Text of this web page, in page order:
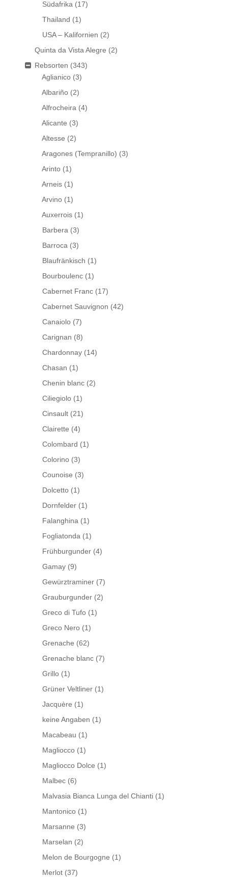
Südafrika (17)
Thailand (1)
USA – Kalifornien (2)
Quinta da Vista Alegre (2)
Rebsorten (343)
Aglianico (3)
Albariño (2)
Alfrocheira (4)
Alicante (3)
Altesse (2)
Aragones (Tempranillo) (3)
Arinto (1)
Arneis (1)
Arvino (1)
Auxerrois (1)
Barbera (3)
Barroca (3)
Blaufränkisch (1)
Bourboulenc (1)
Cabernet Franc (17)
Cabernet Sauvignon (42)
Canaiolo (7)
Carignan (8)
Chardonnay (14)
Chasan (1)
Chenin blanc (2)
Ciliegiolo (1)
Cinsault (21)
Clairette (4)
Colombard (1)
Colorino (3)
Counoise (3)
Dolcetto (1)
Dornfelder (1)
Falanghina (1)
Fogliatonda (1)
Frühburgunder (4)
Gamay (9)
Gewürztraminer (7)
Grauburgunder (2)
Greco di Tufo (1)
Greco Nero (1)
Grenache (62)
Grenache blanc (7)
Grillo (1)
Grüner Veltliner (1)
Jacquère (1)
keine Angaben (1)
Macabeau (1)
Magliocco (1)
Magliocco Dolce (1)
Malbec (6)
Malvasia Bianca Lunga del Chianti (1)
Mantonico (1)
Marsanne (3)
Marselan (2)
Melon de Bourgogne (1)
Merlot (37)